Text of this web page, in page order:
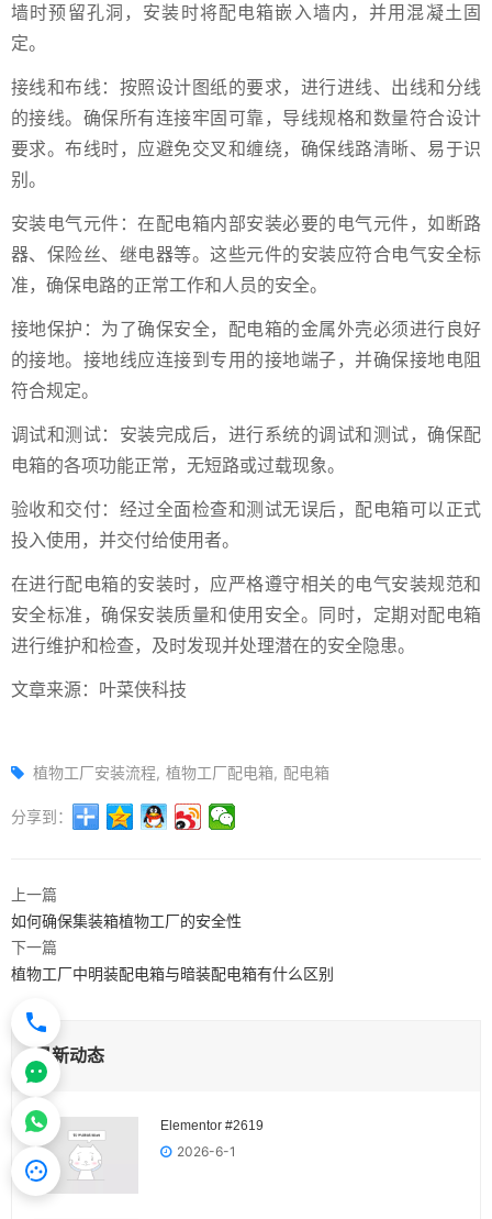
墙时预留孔洞，安装时将配电箱嵌入墙内，并用混凝土固
定。
接线和布线：按照设计图纸的要求，进行进线、出线和分线
的接线。确保所有连接牢固可靠，导线规格和数量符合设计
要求。布线时，应避免交叉和缠绕，确保线路清晰、易于识
别。
安装电气元件：在配电箱内部安装必要的电气元件，如断路
器、保险丝、继电器等。这些元件的安装应符合电气安全标
准，确保电路的正常工作和人员的安全。
接地保护：为了确保安全，配电箱的金属外壳必须进行良好
的接地。接地线应连接到专用的接地端子，并确保接地电阻
符合规定。
调试和测试：安装完成后，进行系统的调试和测试，确保配
电箱的各项功能正常，无短路或过载现象。
验收和交付：经过全面检查和测试无误后，配电箱可以正式
投入使用，并交付给使用者。
在进行配电箱的安装时，应严格遵守相关的电气安装规范和
安全标准，确保安装质量和使用安全。同时，定期对配电箱
进行维护和检查，及时发现并处理潜在的安全隐患。
文章来源：叶菜侠科技
植物工厂安装流程 植物工厂配电箱 配电箱
分享到：
上一篇
如何确保集装箱植物工厂的安全性
下一篇
植物工厂中明装配电箱与暗装配电箱有什么区别
最新动态
Elementor #2619
2026-6-1